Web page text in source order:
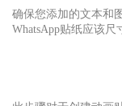
确保您添加的文本和
WhatsApp贴纸应该尺